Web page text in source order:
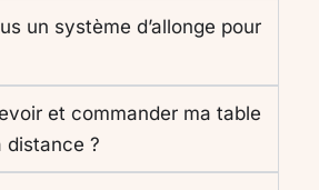
un système d’allonge pour
et commander ma table
distance ?